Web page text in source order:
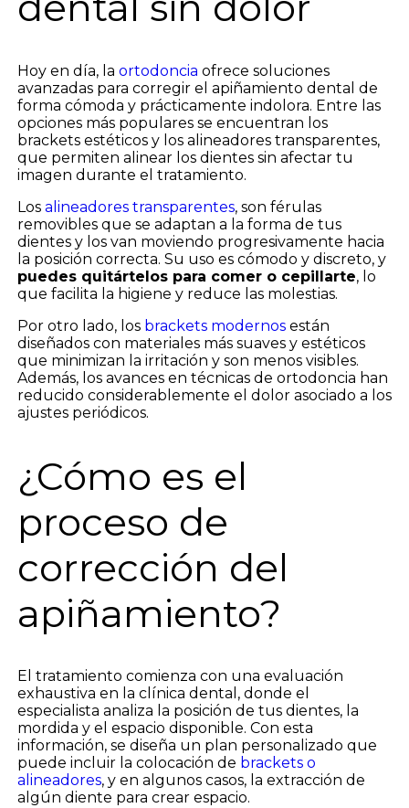
Hoy en día, la ortodoncia ofrece soluciones
avanzadas para corregir el apiñamiento dental de
forma cómoda y prácticamente indolora. Entre las
opciones más populares se encuentran los
brackets estéticos y los alineadores transparentes,
que permiten alinear los dientes sin afectar tu
imagen durante el tratamiento.
Losalineadores transparentes, son férulas
removibles que se adaptan a la forma de tus
dientes y los van moviendo progresivamente hacia
la posición correcta. Su uso es cómodo y discreto, y
puedes quitártelos para comer o cepillarte, lo
que facilita la higiene y reduce las molestias.
Por otro lado, los brackets modernosestán
diseñados con materiales más suaves y estéticos
que minimizan la irritación y son menos visibles.
Además, los avances en técnicas de ortodoncia han
reducido considerablemente el dolor asociado a los
ajustes periódicos.
¿Cómo es el
proceso de
corrección del
apiñamiento?
El tratamiento comienza con una evaluación
exhaustiva en la clínica dental, donde el
especialista analiza la posición de tus dientes, la
mordida y el espacio disponible. Con esta
información, se diseña un plan personalizado que
puede incluir la colocación de brackets o
alineadores, y en algunos casos, la extracción de
algún diente para crear espacio.